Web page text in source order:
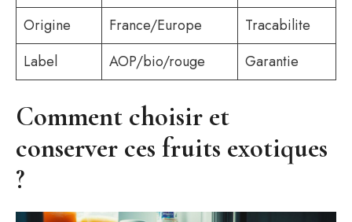
Origine
France/Europe
Tracabilite
Label
AOP/bio/rouge Garantie
Comment choisir et
conserver ces fruits exotiques
?